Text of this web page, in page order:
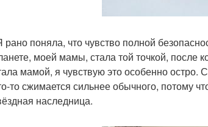
рано поняла, что чувство полной
моей мамы, стала той точкой, после
мамой, я чувствую это особенно остро.
то сжимается сильнее обычного, потому
наследница.